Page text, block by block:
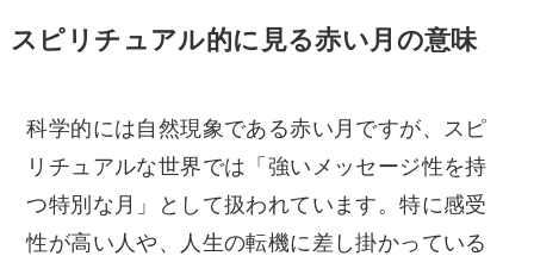
スピリチュアル的に見る赤い月の意味
科学的には自然現象である赤い月ですが、スピ
リチュアルな世界では「強いメッセージ性を持
つ特別な月」として扱われています。特に感受
性が高い人や、人生の転機に差し掛かっている